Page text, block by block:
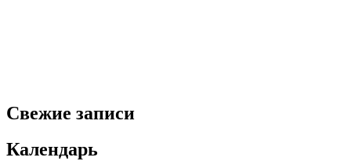
Свежие записи
Календарь